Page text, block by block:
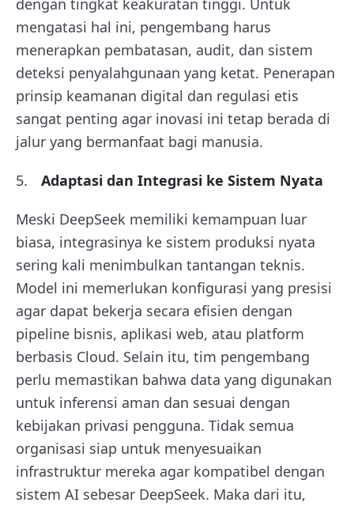
dengan tingkat keakuratan tinggi. Untuk
mengatasi hal ini, pengembang harus
menerapkan pembatasan, audit, dan sistem
deteksi penyalahgunaan yang ketat. Penerapan
prinsip keamanan digital dan regulasi etis
sangat penting agar inovasi ini tetap berada di
jalur yang bermanfaat bagi manusia.
Adaptasi dan Integrasi ke Sistem Nyata
Meski DeepSeek memiliki kemampuan luar
biasa, integrasinya ke sistem produksi nyata
sering kali menimbulkan tantangan teknis.
Model ini memerlukan konfigurasi yang presisi
agar dapat bekerja secara efisien dengan
pipeline bisnis, aplikasi web, atau platform
berbasis Cloud. Selain itu, tim pengembang
perlu memastikan bahwa data yang digunakan
untuk inferensi aman dan sesuai dengan
kebijakan privasi pengguna. Tidak semua
organisasi siap untuk menyesuaikan
infrastruktur mereka agar kompatibel dengan
sistem AI sebesar DeepSeek. Maka dari itu,